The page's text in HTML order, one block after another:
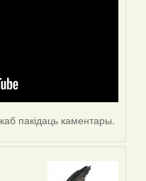
каб пакідаць каментары.